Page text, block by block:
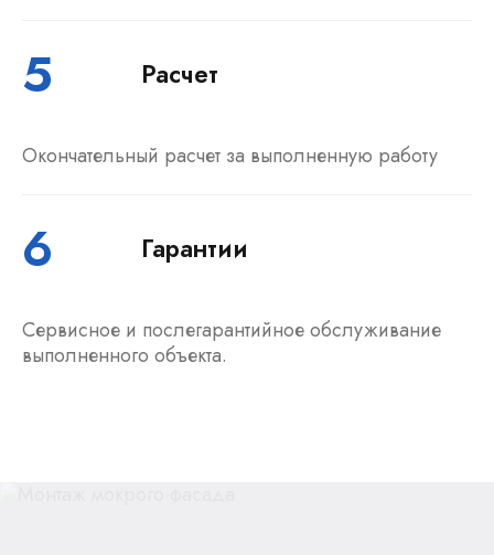
5 Расчет
Окончательный расчет за выполненную работу
6 Гарантии
Сервисное и послегарантийное обслуживание
выполненного объекта.